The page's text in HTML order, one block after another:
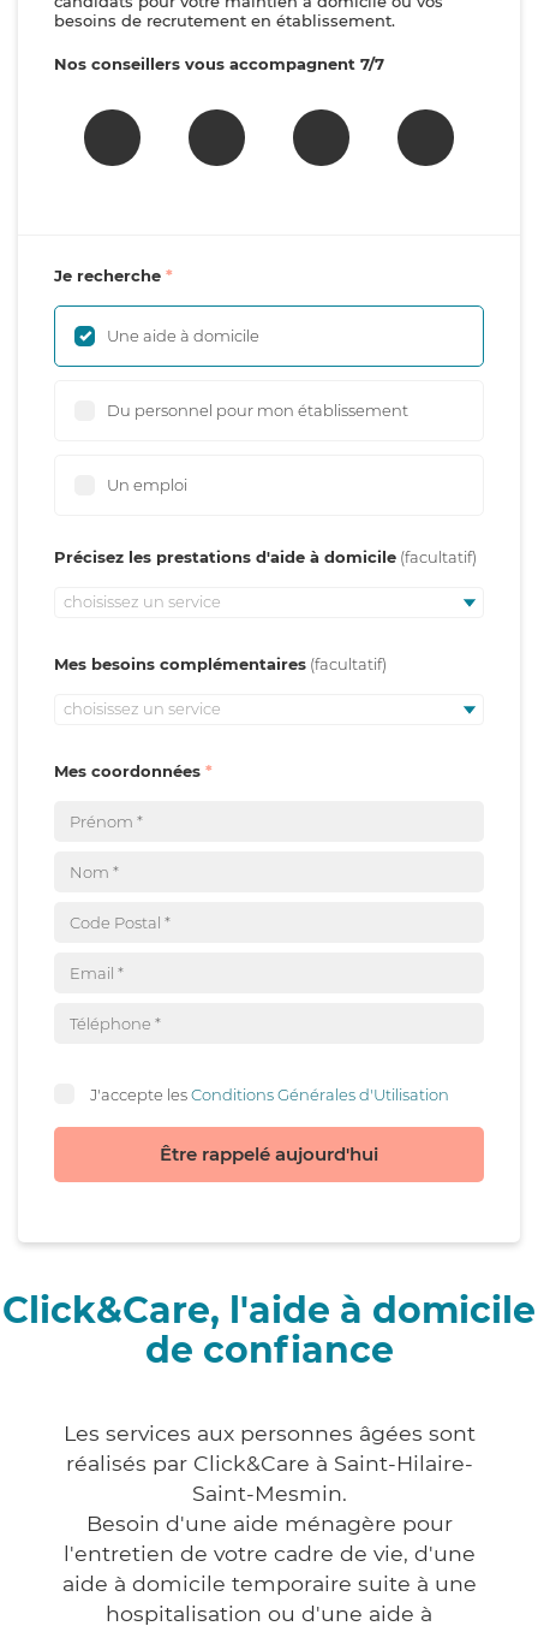
besoins de recrutement en établissement.
Nos conseillers vous accompagnent 7/7
Je recherche
Une aide à domicile
Du personnel pour mon établissement
Un emploi
Précisez les prestations d'aide à domicile
choisissez un service
Mes besoins complémentaires
choisissez un service
Mes coordonnées
J'accepte lesConditions Générales d'Utilisation
Être rappelé aujourd'hui
Click&Care, l'aide à domicile
de confiance
Les services aux personnes âgées sont
réalisés par Click&Care à Saint-Hilaire-
Saint-Mesmin.
Besoin d'une aide ménagère pour
l'entretien de votre cadre de vie, d'une
aide à domicile temporaire suite à une
hospitalisation ou d'une aide à